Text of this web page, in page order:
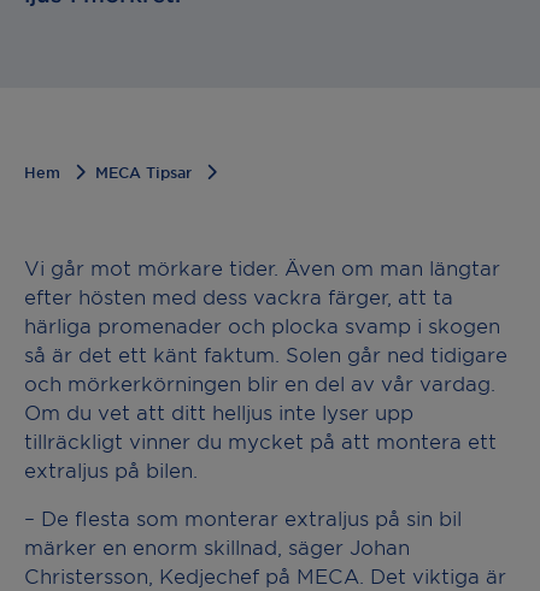
Hem MECA Tipsar
Vi går mot mörkare tider. Även om man längtar
efter hösten med dess vackra färger, att ta
härliga promenader och plocka svamp i skogen
så är det ett känt faktum. Solen går ned tidigare
och mörkerkörningen blir en del av vår vardag.
Om du vet att ditt helljus inte lyser upp
tillräckligt vinner du mycket på att montera ett
extraljus på bilen.
– De flesta som monterar extraljus på sin bil
märker en enorm skillnad, säger Johan
Christersson, Kedjechef på MECA. Det viktiga är